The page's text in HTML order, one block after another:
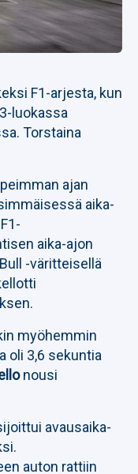
F1-arjesta, kun
luokassa
Torstaina
ajan
aika-
aika-ajon
-väritteisellä
myöhemmin
oli 3,6 sekuntia
nousi
avausaika-
auton rattiin